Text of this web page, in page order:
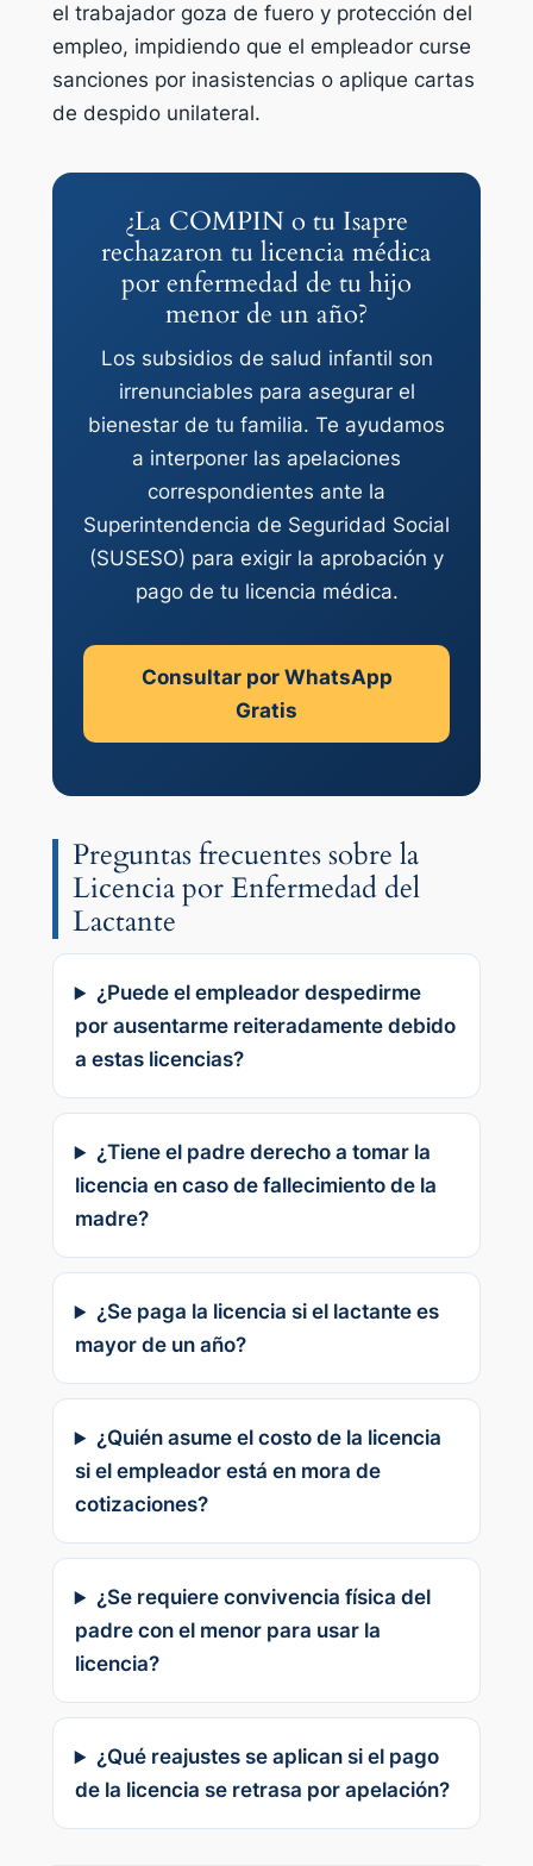
el trabajador goza de fuero y protección del
empleo, impidiendo que el empleador curse
sanciones por inasistencias o aplique cartas
de despido unilateral.
¿La COMPIN o tu Isapre
rechazaron tu licencia médica
por enfermedad de tu hijo
menor de un año?
Los subsidios de salud infantil son
irrenunciables para asegurar el
bienestar de tu familia. Te ayudamos
a interponer las apelaciones
correspondientes ante la
Superintendencia de Seguridad Social
(SUSESO) para exigir la aprobación y
pago de tu licencia médica.
Consultar por WhatsApp
Gratis
Preguntas frecuentes sobre la
Licencia por Enfermedad del
Lactante
¿Puede el empleador despedirme
por ausentarme reiteradamente debido
a estas licencias?
¿Tiene el padre derecho a tomar la
licencia en caso de fallecimiento de la
madre?
¿Se paga la licencia si el lactante es
mayor de un año?
¿Quién asume el costo de la licencia
si el empleador está en mora de
cotizaciones?
¿Se requiere convivencia física del
padre con el menor para usar la
licencia?
¿Qué reajustes se aplican si el pago
de la licencia se retrasa por apelación?